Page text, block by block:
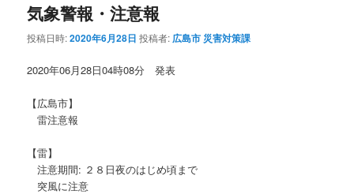
気象警報・注意報
投稿日時:2020年6月28日 投稿者: 広島市 災害対策課
2020年06月28日04時08分 発表
【広島市】
雷注意報
【雷】
注意期間: ２８日夜のはじめ頃まで
突風に注意